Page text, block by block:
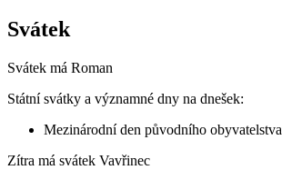
Svátek
Svátek má Roman
Státní svátky a významné dny na dnešek:
Mezinárodní den původního obyvatelstva
Zítra má svátek Vavřinec